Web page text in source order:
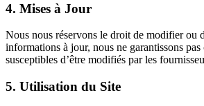
4. Mises à Jour
Nous nous réservons le droit de modifier ou
informations à jour, nous ne garantissons
susceptibles d’être modifiés par les
5. Utilisation du Site